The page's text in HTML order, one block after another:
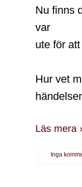
Nu finns
var
ute för
Hur vet
Läs mera
Inga